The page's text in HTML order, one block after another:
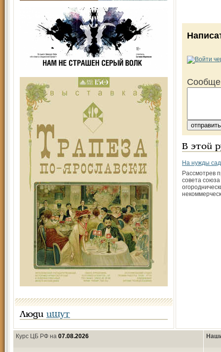
Люди ищут
В этой
На нужды
Рассмотрев
совета союза
Курс ЦБ РФ на 07.08.2026